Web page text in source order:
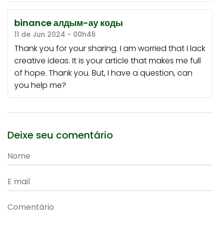
binance алдым-ау коды
11 de Jun 2024 - 00h46
Thank you for your sharing. I am worried that I lack
creative ideas. It is your article that makes me full
of hope. Thank you. But, I have a question, can
you help me?
Deixe seu comentário